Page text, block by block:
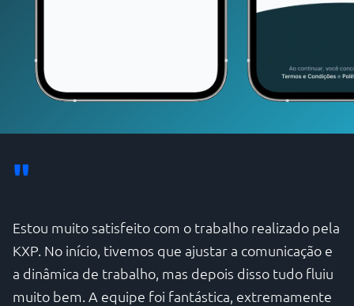
"
Estou muito satisfeito com o trabalho realizado pela
KXP. No início, tivemos que ajustar a comunicação e
a dinâmica de trabalho, mas depois disso tudo fluiu
muito bem. A equipe foi fantástica, extremamente